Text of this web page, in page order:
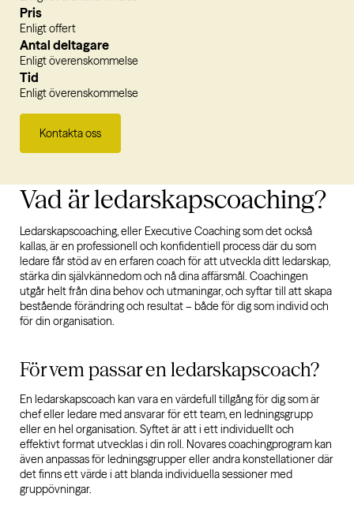
Vad ärledarskapscoaching?
Ledarskapscoaching, eller Executive Coaching som det också
kallas, är en professionell och konfidentiell process där du som
ledare får stöd av en erfaren coach för att utveckla ditt ledarskap,
stärka din självkännedom och nå dina affärsmål. Coachingen
utgår helt från dina behov och utmaningar, och syftar till att skapa
bestående förändring och resultat – både för dig som individ och
för din organisation.
För vem passar en ledarskapscoach?
En ledarskapscoach kan vara en värdefull tillgång för dig som är
chef eller ledare med ansvarar för ett team, en ledningsgrupp
eller en hel organisation. Syftet är att i ett individuellt och
effektivt format utvecklas i din roll. Novares coachingprogram kan
även anpassas förledningsgruppereller andra konstellationer där
det finns ett värde i att blanda individuella sessioner med
gruppövningar.
Pris
Enligt offert
Antal deltagare
Enligt överenskommelse
Tid
Enligt överenskommelse
Kontakta oss